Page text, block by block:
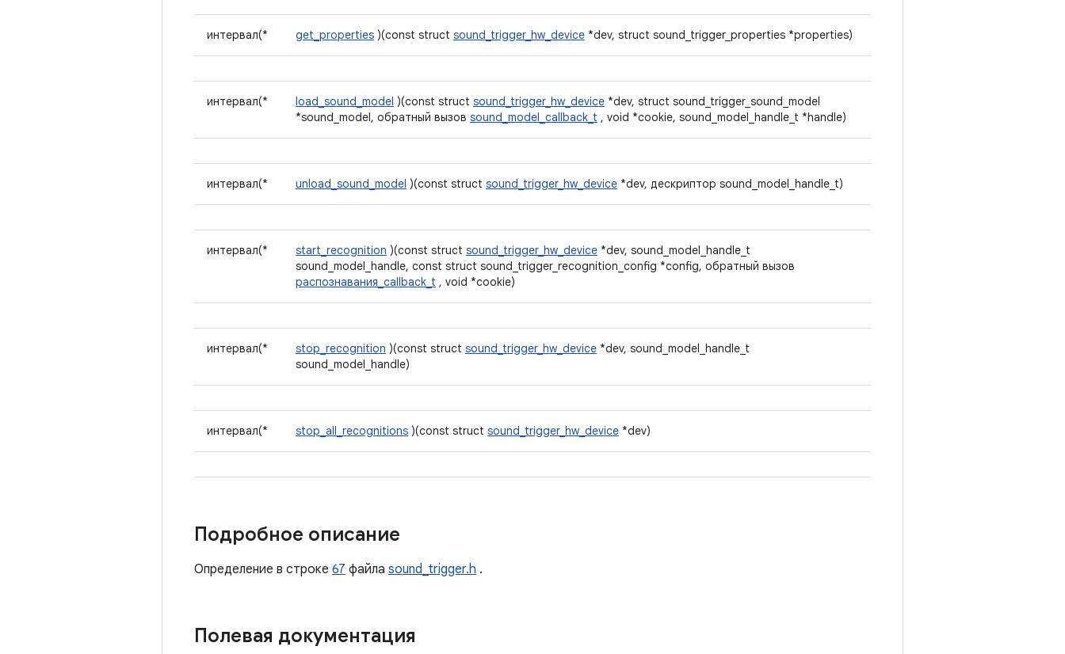
интервал(* get_properties )(const struct sound_trigger_hw_device *dev, struct sound_trigger_properties *properties)
интервал(* load_sound_model )(const struct sound_trigger_hw_device *dev, struct sound_trigger_sound_model
*sound_model, обратный вызов sound_model_callback_t , void *cookie, sound_model_handle_t *handle)
интервал(* unload_sound_model )(const struct sound_trigger_hw_device *dev, дескриптор sound_model_handle_t)
интервал(* start_recognition )(const struct sound_trigger_hw_device *dev, sound_model_handle_t
sound_model_handle, const struct sound_trigger_recognition_config *config, обратный вызов
распознавания_callback_t , void *cookie)
интервал(* stop_recognition )(const struct sound_trigger_hw_device *dev, sound_model_handle_t
sound_model_handle)
интервал(* stop_all_recognitions )(const struct sound_trigger_hw_device *dev)
Подробное описание
Определение в строке 67 файла sound_trigger.h .
Полевая документация